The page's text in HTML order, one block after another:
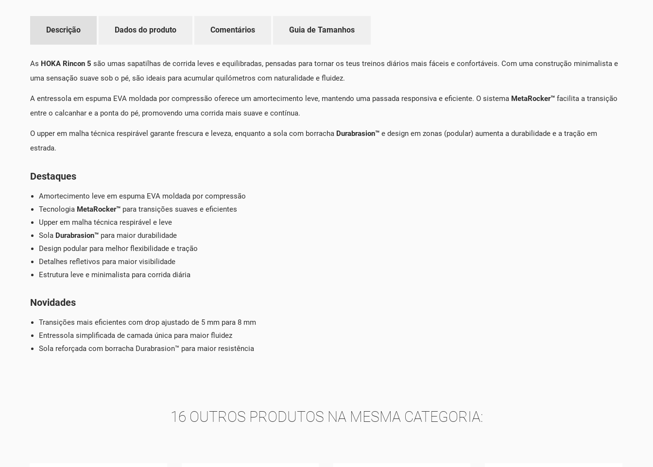
Descrição Dados do produto Comentários Guia de Tamanhos
As HOKA Rincon 5 são umas sapatilhas de corrida leves e equilibradas, pensadas para tornar os teus treinos diários mais fáceis e confortáveis. Com uma construção minimalista e
uma sensação suave sob o pé, são ideais para acumular quilómetros com naturalidade e fluidez.
A entressola em espuma EVA moldada por compressão oferece um amortecimento leve, mantendo uma passada responsiva e eficiente. O sistema MetaRocker™ facilita a transição
entre o calcanhar e a ponta do pé, promovendo uma corrida mais suave e contínua.
O upper em malha técnica respirável garante frescura e leveza, enquanto a sola com borracha Durabrasion™ e design em zonas (podular) aumenta a durabilidade e a tração em
estrada.
Destaques
Amortecimento leve em espuma EVA moldada por compressão
Tecnologia MetaRocker™ para transições suaves e eficientes
Upper em malha técnica respirável e leve
Sola Durabrasion™ para maior durabilidade
Design podular para melhor flexibilidade e tração
Detalhes refletivos para maior visibilidade
Estrutura leve e minimalista para corrida diária
Novidades
Transições mais eficientes com drop ajustado de 5 mm para 8 mm
Entressola simplificada de camada única para maior fluidez
Sola reforçada com borracha Durabrasion™ para maior resistência
16 OUTROS PRODUTOS NA MESMA CATEGORIA: